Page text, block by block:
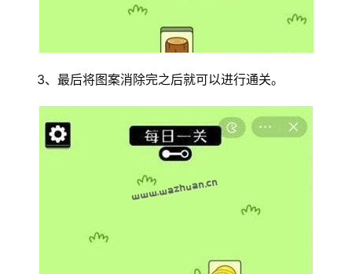
3、最后将图案消除完之后就可以进行通关。